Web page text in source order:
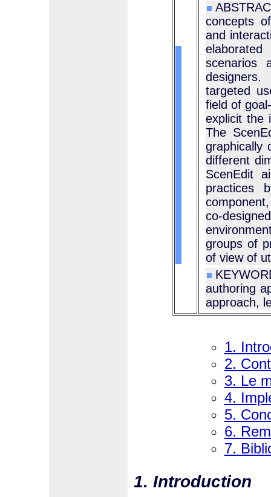
concepts
and
scenarios
targeted
field of
explicit the
The
graphically
different
ScenEdit
practices
co-
groups of
of view of
authoring
approach,
1.
2.
3. Le
4.
5.
6.
7.
1. Introduction